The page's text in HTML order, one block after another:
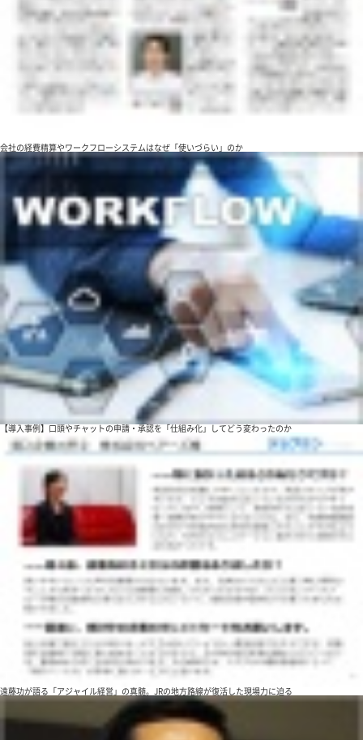
会社の経費精算やワークフローシステムはなぜ「使いづらい」のか
【導入事例】口頭やチャットの申請・承認を「仕組み化」してどう変わったのか
遠藤功が語る「アジャイル経営」の真髄。JRの地方路線が復活した現場力に迫る